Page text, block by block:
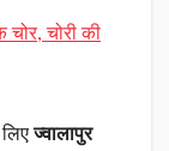
चोर, चोरी की
लिएज्वालापुर